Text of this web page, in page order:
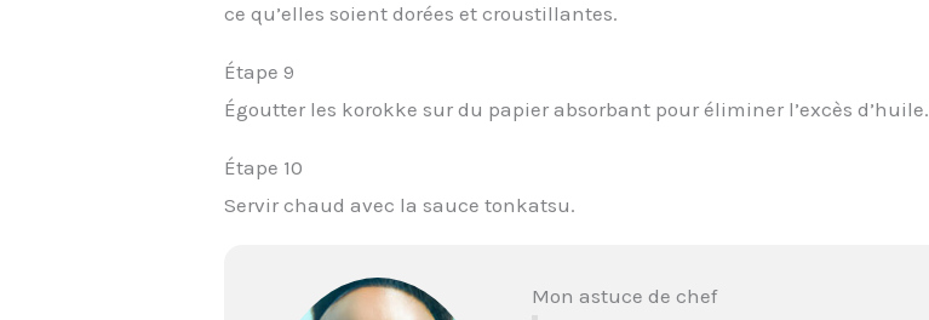
ce qu’elles soient dorées et croustillantes.
Étape 9
Égoutter les korokke sur du papier absorbant pour éliminer l’excès d’huile.
Étape 10
Servir chaud avec la sauce tonkatsu.
Mon astuce de chef